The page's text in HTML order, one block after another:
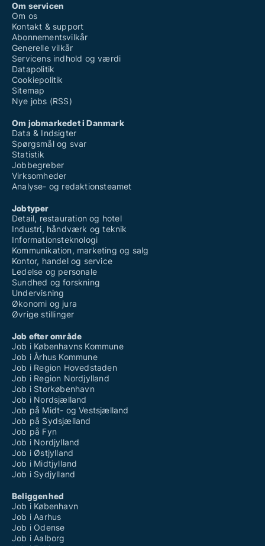
Om servicen
Om os
Kontakt & support
Abonnementsvilkår
Generelle vilkår
Servicens indhold og værdi
Datapolitik
Cookiepolitik
Sitemap
Nye jobs (RSS)
Om jobmarkedet i Danmark
Data & Indsigter
Spørgsmål og svar
Statistik
Jobbegreber
Virksomheder
Analyse- og redaktionsteamet
Jobtyper
Detail, restauration og hotel
Industri, håndværk og teknik
Informationsteknologi
Kommunikation, marketing og salg
Kontor, handel og service
Ledelse og personale
Sundhed og forskning
Undervisning
Økonomi og jura
Øvrige stillinger
Job efter område
Job i Københavns Kommune
Job i Århus Kommune
Job i Region Hovedstaden
Job i Region Nordjylland
Job i Storkøbenhavn
Job i Nordsjælland
Job på Midt- og Vestsjælland
Job på Sydsjælland
Job på Fyn
Job i Nordjylland
Job i Østjylland
Job i Midtjylland
Job i Sydjylland
Beliggenhed
Job i København
Job i Aarhus
Job i Odense
Job i Aalborg